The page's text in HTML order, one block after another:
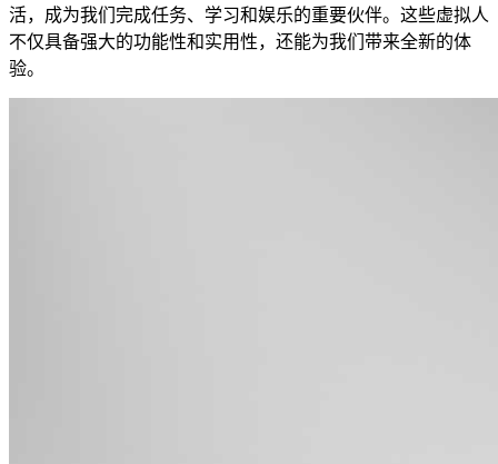
活，成为我们完成任务、学习和娱乐的重要伙伴。这些虚拟人
不仅具备强大的功能性和实用性，还能为我们带来全新的体
验。